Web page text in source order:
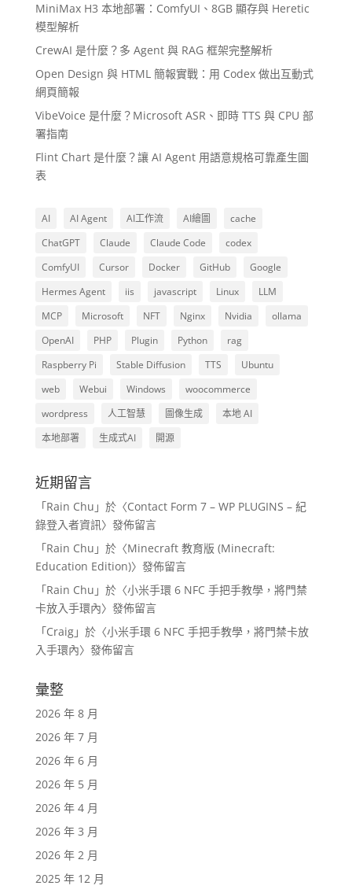
MiniMax H3 本地部署：ComfyUI、8GB 顯存與 Heretic
模型解析
CrewAI 是什麼？多 Agent 與 RAG 框架完整解析
Open Design 與 HTML 簡報實戰：用 Codex 做出互動式
網頁簡報
VibeVoice 是什麼？Microsoft ASR、即時 TTS 與 CPU 部
署指南
Flint Chart 是什麼？讓 AI Agent 用語意規格可靠產生圖
表
AI AI Agent AI工作流 AI繪圖
cache
ChatGPT
Claude Claude Code
codex
ComfyUI
Cursor Docker GitHub
Google
Hermes Agent
iis javascript Linux
LLM
MCP
Microsoft NFT Nginx Nvidia
ollama
OpenAI
PHP Plugin Python
rag
Raspberry Pi
Stable Diffusion TTS
Ubuntu
web
Webui Windows
woocommerce
wordpress
人工智慧 圖像生成
本地 AI
本地部署
生成式AI 開源
近期留言
「Rain Chu 」於〈Contact Form 7 – WP PLUGINS – 紀
錄登入者資訊〉發佈留言
「Rain Chu 」於〈Minecraft 教育版 (Minecraft:
Education Edition)〉發佈留言
「Rain Chu 」於〈小米手環 6 NFC 手把手教學，將門禁
卡放入手環內〉發佈留言
「Craig」於〈小米手環 6 NFC 手把手教學，將門禁卡放
入手環內〉發佈留言
彙整
2026 年 8 月
2026 年 7 月
2026 年 6 月
2026 年 5 月
2026 年 4 月
2026 年 3 月
2026 年 2 月
2025 年 12 月